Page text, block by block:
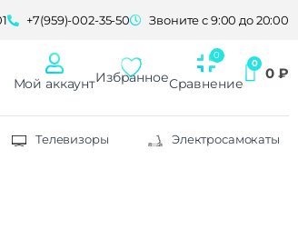
+7(959)-002-35-50 Звоните с 9:00 до 20:00
Мой аккаунтИзбранноеСравнение
0 ₽
Телевизоры Электросамокаты